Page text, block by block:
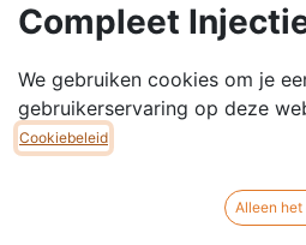
Compleet
Euro 5 - Dax
Compleet Injectiesysteem DX
Bevat: Spruitstuk met
ECU EURO 5, Throttle body &
injectiesysteemkabelboom.
We gebruiken cookies om je
gebruikerservaring op deze
Cookiebeleid
Alleen